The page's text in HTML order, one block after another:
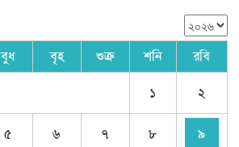
বুধ বৃহ শুক্র শনি রবি
১ ২
৫ ৬ ৭ ৮ ৯